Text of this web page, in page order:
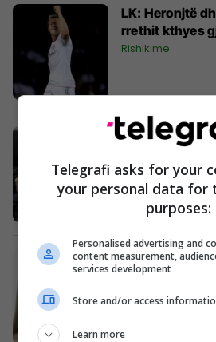
LK: Heronjtë
rrethit kthyes
Rishikime
Hetimi i
vetëm fillimi
Kosovë
Kriza në lidhje
shtatë muajsh
Telegrafi asks for your
your personal data for
purposes:
Personalised advertising and
content measurement,
services development
Store and/or access
Learn more